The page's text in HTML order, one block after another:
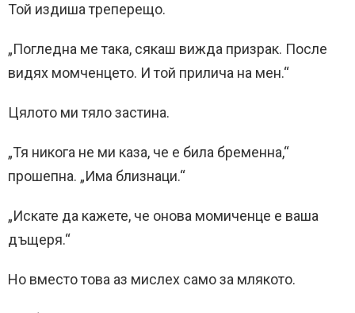
Той издиша треперещо.
„Погледна ме така, сякаш вижда призрак. После
видях момченцето. И той прилича на мен.“
Цялото ми тяло застина.
„Тя никога не ми каза, че е била бременна,“
прошепна. „Има близнаци.“
„Искате да кажете, че онова момиченце е ваша
дъщеря.“
Но вместо това аз мислех само за млякото.